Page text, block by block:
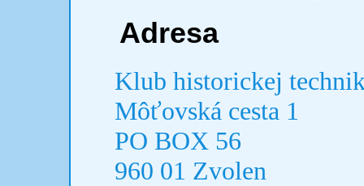
Adresa
Klub historickej
Môťovská cesta 1
PO BOX 56
960 01 Zvolen